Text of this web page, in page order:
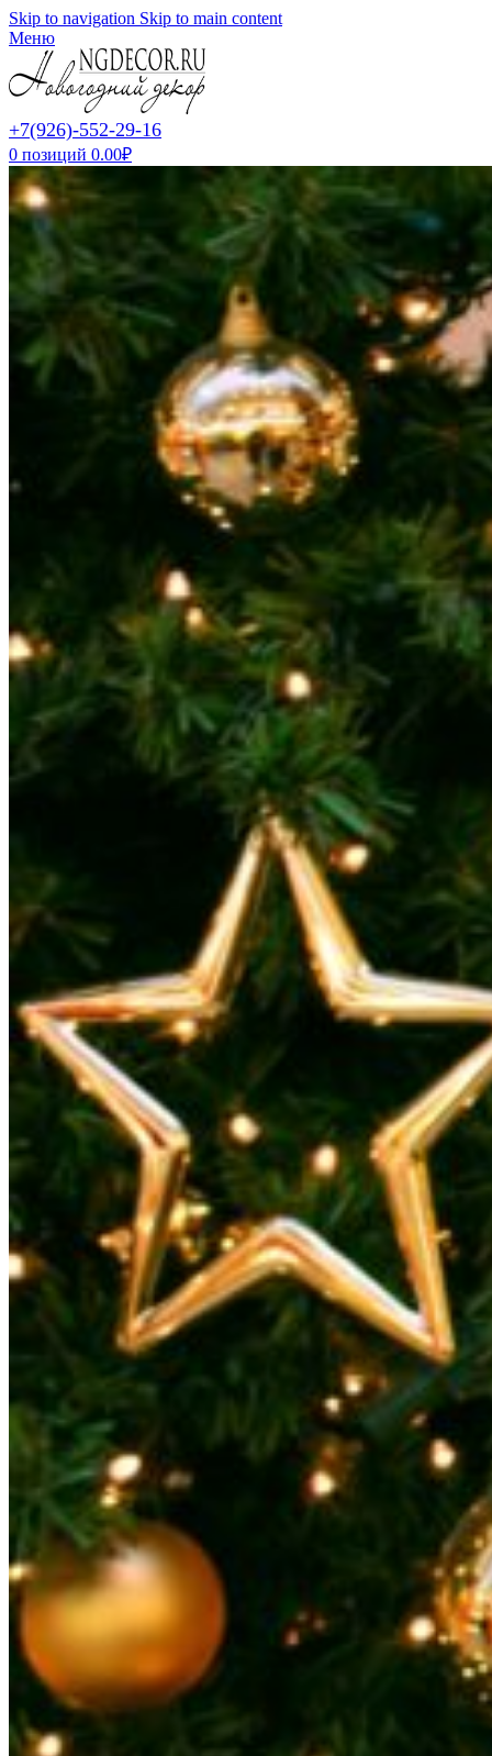
Skip to navigation Skip to main content
Меню
+7(926)-552-29-16
0 позиций 0.00₽